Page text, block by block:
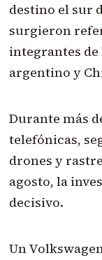
destino el sur
surgieron
integrantes
argentino y
Durante más
telefónicas,
drones y
agosto, la
decisivo.
Un